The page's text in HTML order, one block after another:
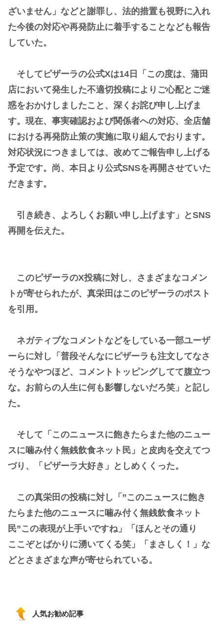
ざいません」などと謝罪し、法的措置も視野に入れ
た今後の対応や再発防止に着手することなども報告
していた。
そしてピザーラの公式Xは14日「この度は、蒲田
店において発生した不適切投稿によりご心配とご迷
惑をおかけしましたこと、深くお詫び申し上げま
す。現在、事実確認および関係者への対応、全店舗
における再発防止策の実施に取り組んでおります。
対応状況につきましては、改めてご報告申し上げる
予定です。尚、本日より公式SNSを再開させていた
だきます。
引き続き、よろしくお願い申し上げます」とSNS
再開を伝えた。
このピザーラのX投稿に対し、さまざまなコメン
トが寄せられたが、真栄田はこのピザーラのポスト
を引用。
ネガティブなコメントなどをしている一部ユーザ
ーらに対し「普段そんなにピザーラも注文してなさ
そうなやつほど、コメントトッピングしてて腹立つ
な。お前らの人生に何も影響しないだろ笑」と記し
た。
そして「このニュースに飽きたらまた他のニュー
スに噛み付く無銭飲食ネット民」と皮肉を交えてつ
づり、「ピザーラ大好き」としめくくった。
この真栄田の投稿に対し「”このニュースに飽き
たらまた他のニュースに噛み付く無銭飲食ネット
民”この表現が上手いですね」「ほんとその通り
ここぞとばかりに湧いてくる笑」「まさしく！」な
どとさまざまな声が寄せられている。
人気お勧め記事